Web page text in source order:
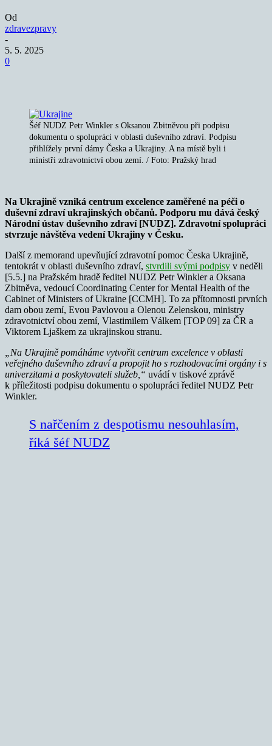
Od
zdravezpravy
-
5. 5. 2025
0
Šéf NUDZ Petr Winkler s Oksanou Zbitněvou při podpisu
dokumentu o spolupráci v oblasti duševního zdraví. Podpisu
přihlížely první dámy Česka a Ukrajiny. A na místě byli i
ministři zdravotnictví obou zemí. / Foto: Pražský hrad
Na Ukrajině vzniká centrum excelence zaměřené na péči o
duševní zdraví ukrajinských občanů. Podporu mu dává český
Národní ústav duševního zdraví [NUDZ]. Zdravotní spolupráci
stvrzuje návštěva vedení Ukrajiny v Česku.
Další z memorand upevňující zdravotní pomoc Česka Ukrajině,
tentokrát v oblasti duševního zdraví, stvrdili svými podpisy v neděli
[5.5.] na Pražském hradě ředitel NUDZ Petr Winkler a Oksana
Zbitněva, vedoucí Coordinating Center for Mental Health of the
Cabinet of Ministers of Ukraine [CCMH]. To za přítomnosti prvních
dam obou zemí, Evou Pavlovou a Olenou Zelenskou, ministry
zdravotnictví obou zemí, Vlastimilem Válkem [TOP 09] za ČR a
Viktorem Ljaškem za ukrajinskou stranu.
„Na Ukrajině pomáháme vytvořit centrum excelence v oblasti
veřejného duševního zdraví a propojit ho s rozhodovacími orgány i s
univerzitami a poskytovateli služeb,“ uvádí v tiskové zprávě
k příležitosti podpisu dokumentu o spolupráci ředitel NUDZ Petr
Winkler.
S nařčením z despotismu nesouhlasím,
říká šéf NUDZ